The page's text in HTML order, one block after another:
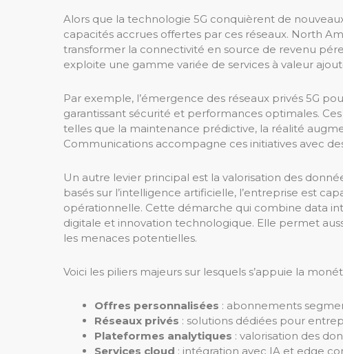
Alors que la technologie 5G conquièrent de
capacités accrues offertes par ces réseaux. North
transformer la connectivité en source de revenu
exploite une gamme variée de services à valeur
Par exemple, l’émergence des réseaux privés 5G
garantissant sécurité et performances optimales.
telles que la maintenance prédictive, la réalité
Communications accompagne ces initiatives avec
Un autre levier principal est la valorisation des
basés sur l’intelligence artificielle, l’entreprise est
opérationnelle. Cette démarche qui combine data
digitale et innovation technologique. Elle permet
les menaces potentielles.
Voici les piliers majeurs sur lesquels s’appuie la
Offres personnalisées : abonnements
Réseaux privés : solutions dédiées pour
Plateformes analytiques : valorisation des
Services cloud : intégration avec IA et edge